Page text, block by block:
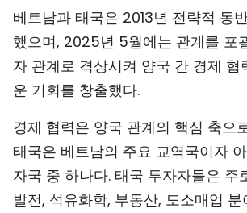
베트남과 태국은 2013년 전략적 동
했으며, 2025년 5월에는 관계를 포
자 관계로 격상시켜 양국 간 경제 협
운 기회를 창출했다.
경제 협력은 양국 관계의 핵심 축으
태국은 베트남의 주요 교역국이자
자국 중 하나다. 태국 투자자들은 주
발전, 석유화학, 부동산, 도소매업